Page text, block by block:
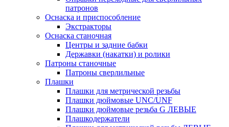
патронов
Оснаска и приспособление
Экстракторы
Оснаска станочная
Центры и задние бабки
Державки (накатки) и ролики
Патроны станочные
Патроны сверлильные
Плашки
Плашки для метрической резьбы
Плашки дюймовые UNC/UNF
Плашки дюймовые резьба G ЛЕВЫЕ
Плашкодержатели